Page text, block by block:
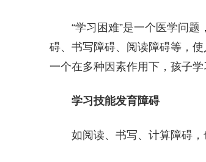
“学习困难”是一个医学问
碍、书写障碍、阅读障碍等，
一个在多种因素作用下，孩子学
学习技能发育障碍
如阅读、书写、计算障碍，